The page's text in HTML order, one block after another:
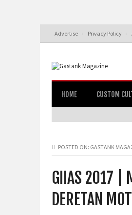
Advertise Privacy Policy
HOME CUSTOM
POSTED ON: GASTANK
GIIAS 2017 |
DERETAN